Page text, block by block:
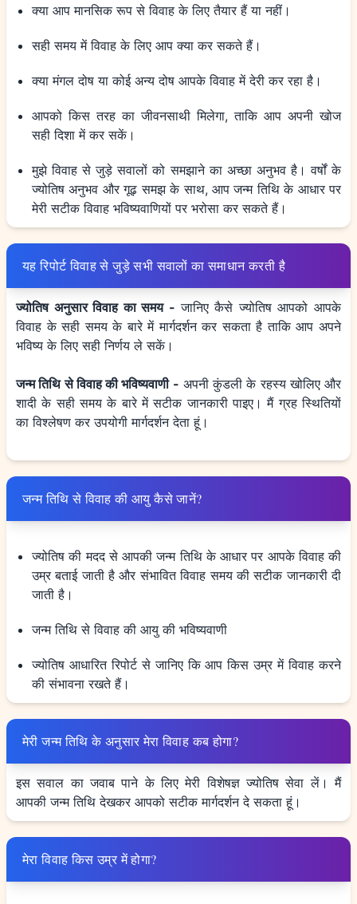
क्या आप मानसिक रूप से विवाह के लिए तैयार हैं या नहीं।
सही समय में विवाह के लिए आप क्या कर सकते हैं।
क्या मंगल दोष या कोई अन्य दोष आपके विवाह में देरी कर रहा है।
आपको किस तरह का जीवनसाथी मिलेगा, ताकि आप अपनी खोज
सही दिशा में कर सकें।
मुझे विवाह से जुड़े सवालों को समझाने का अच्छा अनुभव है। वर्षों के
ज्योतिष अनुभव और गूढ़ समझ के साथ, आप जन्म तिथि के आधार पर
मेरी सटीक विवाह भविष्यवाणियों पर भरोसा कर सकते हैं।
यह रिपोर्ट विवाह से जुड़े सभी सवालों का समाधान करती है
ज्योतिष अनुसार विवाह का समय -जानिए कैसे ज्योतिष आपको आपके
विवाह के सही समय के बारे में मार्गदर्शन कर सकता है ताकि आप अपने
भविष्य के लिए सही निर्णय ले सकें।
जन्म तिथि से विवाह की भविष्यवाणी - अपनी कुंडली के रहस्य खोलिए और
शादी के सही समय के बारे में सटीक जानकारी पाइए। मैं ग्रह स्थितियों
का विश्लेषण कर उपयोगी मार्गदर्शन देता हूं।
जन्म तिथि से विवाह की आयु कैसे जानें?
ज्योतिष की मदद से आपकी जन्म तिथि के आधार पर आपके विवाह की
उम्र बताई जाती है और संभावित विवाह समय की सटीक जानकारी दी
जाती है।
जन्म तिथि से विवाह की आयु की भविष्यवाणी
ज्योतिष आधारित रिपोर्ट से जानिए कि आप किस उम्र में विवाह करने
की संभावना रखते हैं।
मेरी जन्म तिथि के अनुसार मेरा विवाह कब होगा?
इस सवाल का जवाब पाने के लिए मेरी विशेषज्ञ ज्योतिष सेवा लें। मैं
आपकी जन्म तिथि देखकर आपको सटीक मार्गदर्शन दे सकता हूं।
मेरा विवाह किस उम्र में होगा?